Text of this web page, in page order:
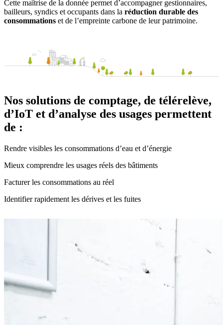
Cette maîtrise de la donnée permet d’accompagner gestionnaires,
bailleurs, syndics et occupants dans la réduction durable des
consommations et de l’empreinte carbone de leur patrimoine.
Nos solutions de comptage, de télérelève,
d’IoT et d’analyse des usages permettent
de :
Rendre visibles les consommations d’eau et d’énergie
Mieux comprendre les usages réels des bâtiments
Facturer les consommations au réel
Identifier rapidement les dérives et les fuites